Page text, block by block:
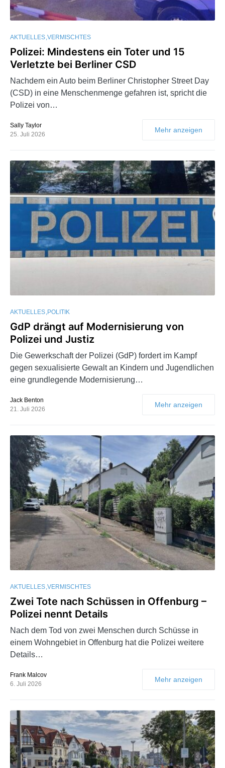
AKTUELLES VERMISCHTES
Polizei: Mindestens ein Toter und 15
Verletzte bei Berliner CSD
Nachdem ein Auto beim Berliner Christopher Street Day
(CSD) in eine Menschenmenge gefahren ist, spricht die
Polizei von…
Sally Taylor
25. Juli 2026
Mehr anzeigen
AKTUELLES POLITIK
GdP drängt auf Modernisierung von
Polizei und Justiz
Die Gewerkschaft der Polizei (GdP) fordert im Kampf
gegen sexualisierte Gewalt an Kindern und Jugendlichen
eine grundlegende Modernisierung…
Jack Benton
21. Juli 2026
Mehr anzeigen
AKTUELLES VERMISCHTES
Zwei Tote nach Schüssen in Offenburg –
Polizei nennt Details
Nach dem Tod von zwei Menschen durch Schüsse in
einem Wohngebiet in Offenburg hat die Polizei weitere
Details…
Frank Malcov
6. Juli 2026
Mehr anzeigen